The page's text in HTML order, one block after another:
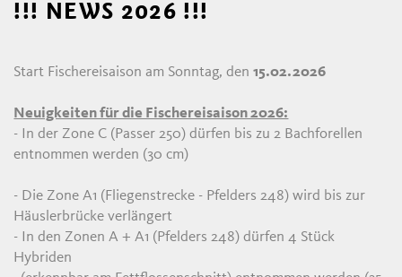
!!! NEWS 2026 !!!
Start Fischereisaison am Sonntag, den15.02.2026
Neuigkeiten für die Fischereisaison 2026:
- In der Zone C (Passer 250) dürfen bis zu 2 Bachforellen
entnommen werden (30 cm)
- Die Zone A1 (Fliegenstrecke - Pfelders 248) wird bis zur
Häuslerbrücke verlängert
- In den Zonen A + A1 (Pfelders 248) dürfen 4 Stück
Hybriden